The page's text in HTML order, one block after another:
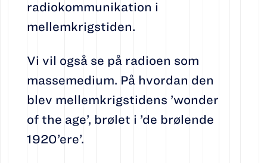
radiokommunikation i
mellemkrigstiden.
Vi vil også se på radioen som
massemedium. På hvordan den
blev mellemkrigstidens ’wonder
of the age’, brølet i ’de brølende
1920’ere’.